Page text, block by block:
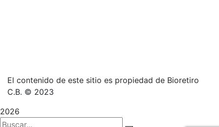
El contenido de este sitio es propiedad de Bioretiro
C.B. © 2023
2026